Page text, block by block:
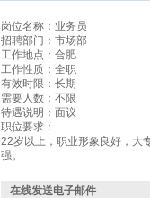
岗位名称：业务员
招聘部门：市场部
工作地点：合肥
工作性质：全职
有效时限：长期
需要人数：不限
待遇说明：面议
职位要求：
22岁以上，职业形象良好，大
强。
在线发送电子邮件